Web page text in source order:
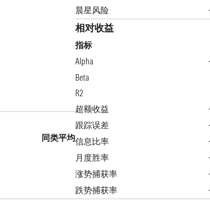
同类平均
晨星风险
相对收益
指标
Alpha
Beta
R2
超额收益
跟踪误差
信息比率
月度胜率
涨势捕获率
跌势捕获率